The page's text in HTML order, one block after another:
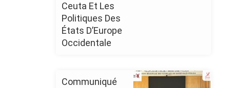
Ceuta Et Les
Politiques Des
États D’Europe
Occidentale
Communiqué